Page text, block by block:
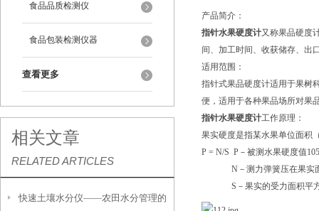
食品品质检测仪
食品包装检测仪器
查看更多
相关文章
RELATED ARTICLES
快速土壤水分仪——农田水分管理的
产品简介：
指针水果硬度计又称果品硬度
间、加工时间、收获储存、出
适用范围：
指针式果品硬度计适用于果树
便，适用于各种果品场所对果
指针水果硬度计工作原理：
果实硬度是指某水果单位面积
P = N/S P－被测水果硬度值
N－测力弹簧压在果实面
S－果实的受力面积平方